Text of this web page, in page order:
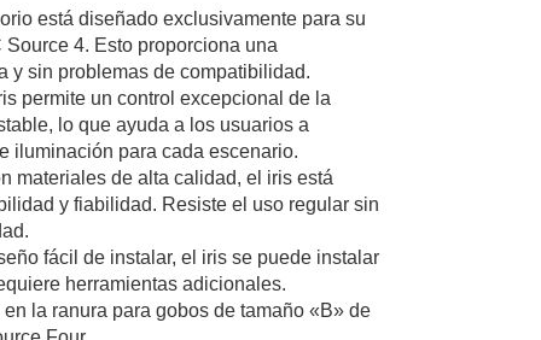
está diseñado exclusivamente para su
4. Esto proporciona una
y sin problemas de compatibilidad.
permite un control excepcional de la
lo que ayuda a los usuarios a
iluminación para cada escenario.
materiales de alta calidad, el iris está
y fiabilidad. Resiste el uso regular sin
fácil de instalar, el iris se puede instalar
herramientas adicionales.
la ranura para gobos de tamaño «B» de